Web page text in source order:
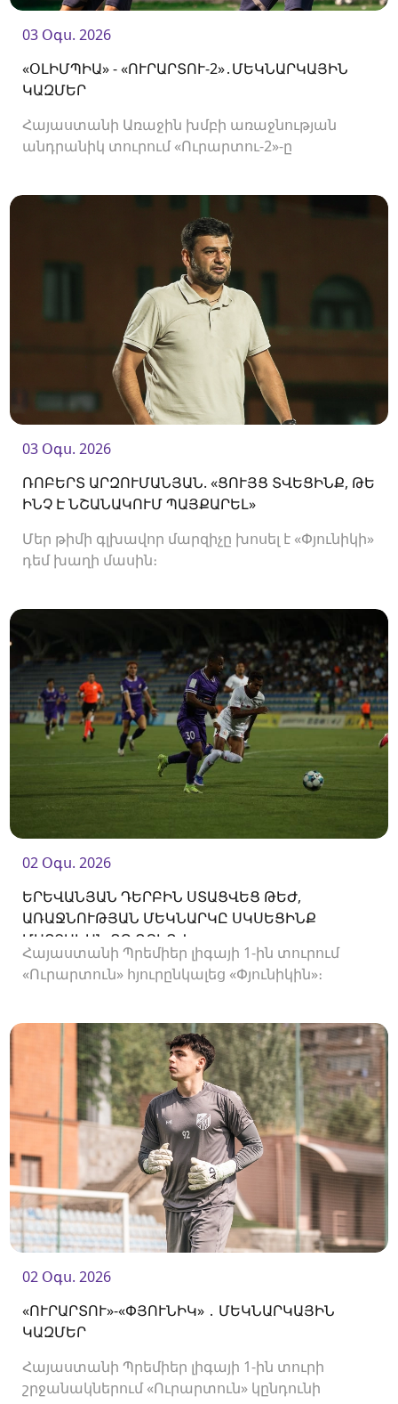
03 Օգս. 2026
«ՕԼԻՄՊԻԱ» - «ՈՒՐԱՐՏՈՒ-2»․ՄԵԿՆԱՐԿԱՅԻՆ
ԿԱԶՄԵՐ
Հայաստանի Առաջին խմբի առաջնության
անդրանիկ տուրում «Ուրարտու-2»-ը
03 Օգս. 2026
ՌՈԲԵՐՏ ԱՐԶՈՒՄԱՆՅԱՆ. «ՑՈՒՅՑ ՏՎԵՑԻՆՔ, ԹԵ
ԻՆՉ Է ՆՇԱՆԱԿՈՒՄ ՊԱՅՔԱՐԵԼ»
Մեր թիմի գլխավոր մարզիչը խոսել է «Փյունիկի»
դեմ խաղի մասին։
02 Օգս. 2026
ԵՐԵՎԱՆՅԱՆ ԴԵՐԲԻՆ ՍՏԱՑՎԵՑ ԹԵԺ,
ԱՌԱՋՆՈՒԹՅԱՆ ՄԵԿՆԱՐԿԸ ՍԿՍԵՑԻՆՔ
ՄԱՐՏԱԿԱՆ ՈՉ-ՈՔԻՈՎ
Հայաստանի Պրեմիեր լիգայի 1-ին տուրում
«Ուրարտուն» հյուրընկալեց «Փյունիկին»։
02 Օգս. 2026
«ՈՒՐԱՐՏՈՒ»-«ՓՅՈՒՆԻԿ» ․ ՄԵԿՆԱՐԿԱՅԻՆ
ԿԱԶՄԵՐ
Հայաստանի Պրեմիեր լիգայի 1-ին տուրի
շրջանակներում «Ուրարտուն» կընդունի